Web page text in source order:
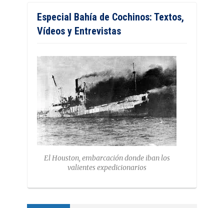
Especial Bahía de Cochinos: Textos,
Vídeos y Entrevistas
El Houston, embarcación donde iban los
valientes expedicionarios